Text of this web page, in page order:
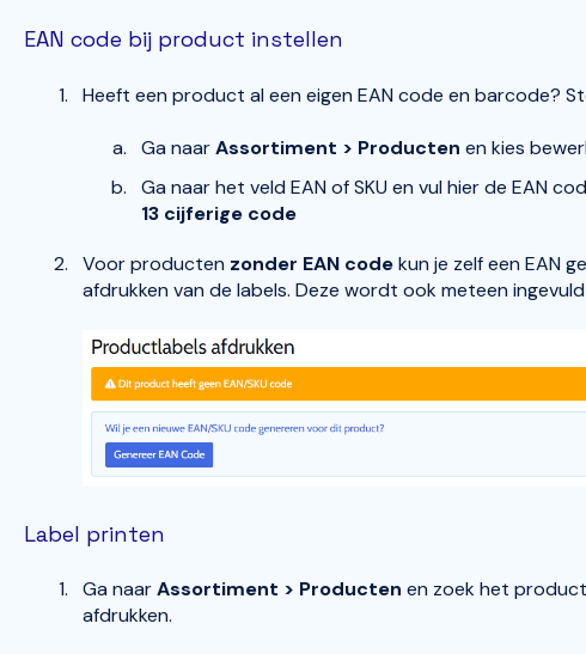
EAN code bij product instellen
Heeft een product al een eigen EAN code en barcode?
Ga naarAssortiment > Producten en kies
Ga naar het veld EAN of SKU en vul hier de EAN
13 cijferige code
Voor producten zonder EAN codekun je zelf een EAN
afdrukken van de labels. Deze wordt ook meteen
Label printen
Ga naarAssortiment > Producten en zoek het
afdrukken.